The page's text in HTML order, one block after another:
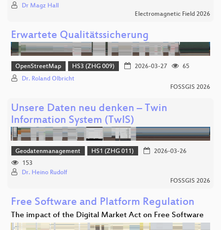
Dr Magz Hall
Electromagnetic Field 2026
Erwartete Qualitätssicherung
OpenStreetMap HS3 (ZHG 009) 2026-03-27
65
Dr. Roland Olbricht
FOSSGIS 2026
Unsere Daten neu denken – Twin
Information System (TwIS)
Geodatenmanagement HS1 (ZHG 011)
2026-03-26
153
Dr. Heino Rudolf
FOSSGIS 2026
Free Software and Platform Regulation
The impact of the Digital Market Act on Free Software